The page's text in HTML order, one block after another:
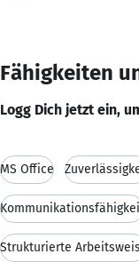
Fähigkeiten
Logg Dich jetzt ein,
MS Office
Strukturierte